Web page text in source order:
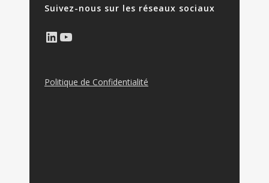
Suivez-nous sur les réseaux sociaux
LinkedIn
YouTube
Politique de Confidentialité